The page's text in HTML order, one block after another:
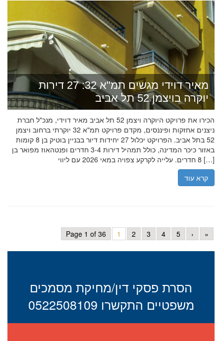
מאיר דוידי מגשים תמ"א 32: 27 דירות
יוקרה בויצמן 52 תל אביב
הכירו את פרויקט היוקרה ויצמן 52 תל אביב מאיר דוידי, מנכ"ל חברת
ניצנים אחזקות ופיננסים, מקדם פרויקט תמ"א 32 יוקרתי ברחוב ויצמן
52 בתל אביב. הפרויקט יכלול 27 יחידות דיור בבניין בוטיק בן 8 קומות
באזור כיכר המדינה, כולל תמהיל דירות 3-4 חדרים ופנטהאוז מפואר בן
8 חדרים. עלייה לקרקע צפויה במאי 2026 עם ליווי […]
קרא עוד
Page 1 of 36 1 2 3 4 5 › »
הסרת פסקי דין/מחיקת מסמכים
משפטיים התקשרו 0522508109